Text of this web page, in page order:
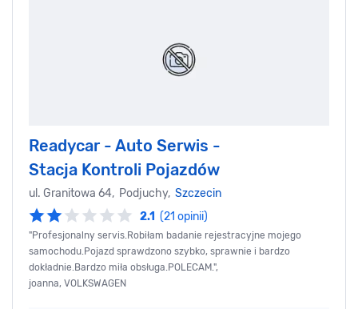
Readycar - Auto Serwis -
Stacja Kontroli Pojazdów
ul. Granitowa 64, Podjuchy, Szczecin
2.1 (21 opinii)
"Profesjonalny servis.Robiłam badanie rejestracyjne mojego
samochodu.Pojazd sprawdzono szybko, sprawnie i bardzo
dokładnie.Bardzo miła obsługa.POLECAM.",
joanna, VOLKSWAGEN